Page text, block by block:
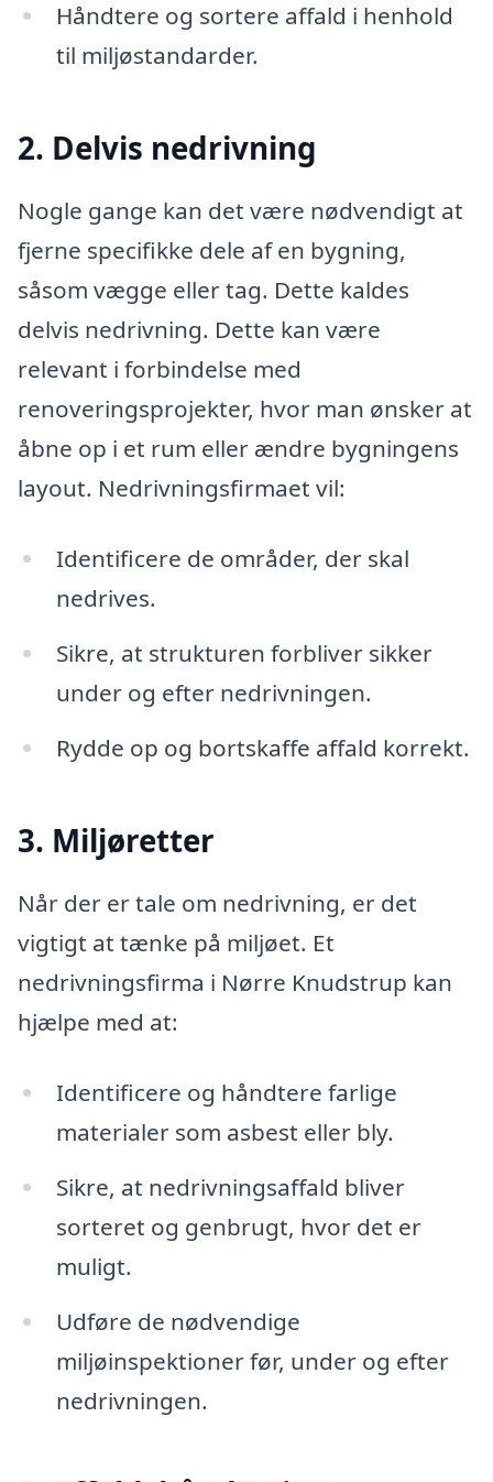
Håndtere og sortere affald i henhold
til miljøstandarder.
2. Delvis nedrivning
Nogle gange kan det være nødvendigt at
fjerne specifikke dele af en bygning,
såsom vægge eller tag. Dette kaldes
delvis nedrivning. Dette kan være
relevant i forbindelse med
renoveringsprojekter, hvor man ønsker at
åbne op i et rum eller ændre bygningens
layout. Nedrivningsfirmaet vil:
Identificere de områder, der skal
nedrives.
Sikre, at strukturen forbliver sikker
under og efter nedrivningen.
Rydde op og bortskaffe affald korrekt.
3. Miljøretter
Når der er tale om nedrivning, er det
vigtigt at tænke på miljøet. Et
nedrivningsfirma i Nørre Knudstrup kan
hjælpe med at:
Identificere og håndtere farlige
materialer som asbest eller bly.
Sikre, at nedrivningsaffald bliver
sorteret og genbrugt, hvor det er
muligt.
Udføre de nødvendige
miljøinspektioner før, under og efter
nedrivningen.